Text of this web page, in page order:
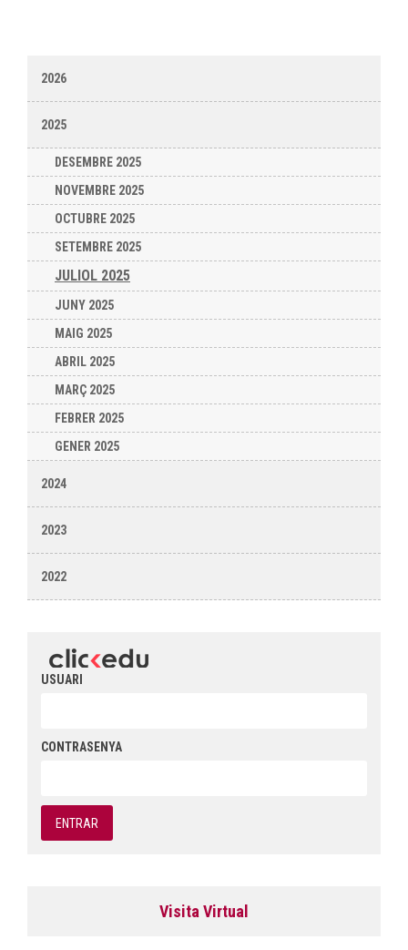
2026
2025
DESEMBRE 2025
NOVEMBRE 2025
OCTUBRE 2025
SETEMBRE 2025
JULIOL 2025
JUNY 2025
MAIG 2025
ABRIL 2025
MARÇ 2025
FEBRER 2025
GENER 2025
2024
2023
2022
USUARI
CONTRASENYA
Visita Virtual